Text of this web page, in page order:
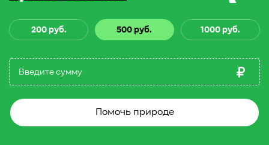
200 руб. 500 руб. 1000 руб.
Помочь природе